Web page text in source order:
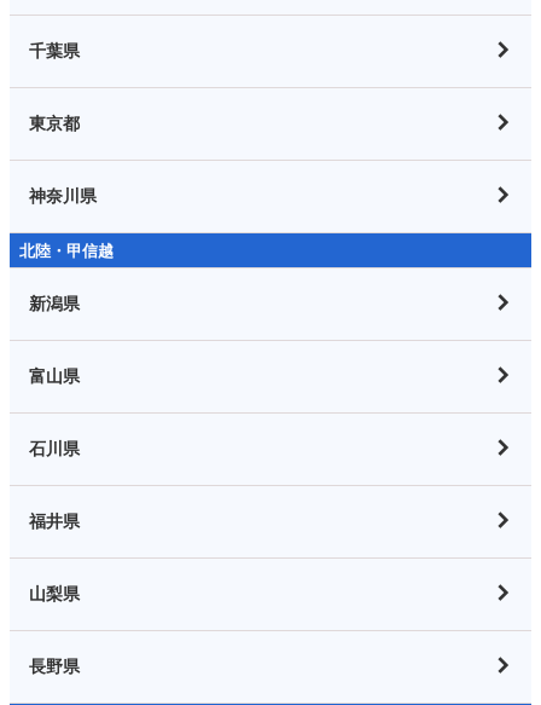
千葉県
東京都
神奈川県
北陸・甲信越
新潟県
富山県
石川県
福井県
山梨県
長野県